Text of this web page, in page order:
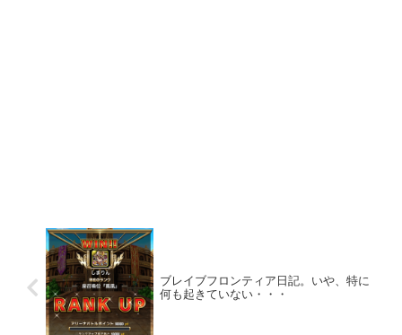
ブレイブフロンティア日記。いや、特に
何も起きていない・・・